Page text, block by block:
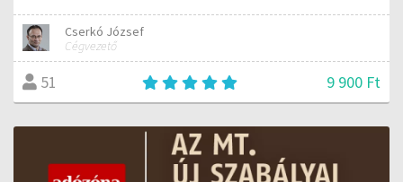
Cserkó József
Cégvezető
51 9 900 Ft